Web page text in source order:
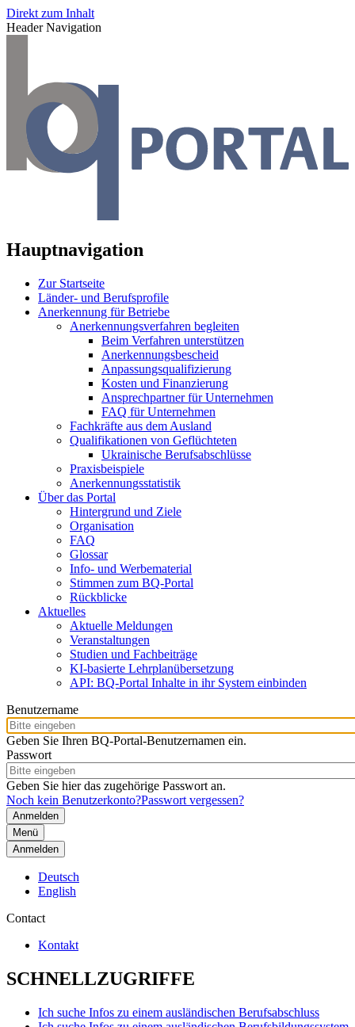
Direkt zum Inhalt
Header Navigation
Hauptnavigation
Zur Startseite
Länder- und Berufsprofile
Anerkennung für Betriebe
Anerkennungsverfahren begleiten
Beim Verfahren unterstützen
Anerkennungsbescheid
Anpassungsqualifizierung
Kosten und Finanzierung
Ansprechpartner für Unternehmen
FAQ für Unternehmen
Fachkräfte aus dem Ausland
Qualifikationen von Geflüchteten
Ukrainische Berufsabschlüsse
Praxisbeispiele
Anerkennungsstatistik
Über das Portal
Hintergrund und Ziele
Organisation
FAQ
Glossar
Info- und Werbematerial
Stimmen zum BQ-Portal
Rückblicke
Aktuelles
Aktuelle Meldungen
Veranstaltungen
Studien und Fachbeiträge
KI-basierte Lehrplanübersetzung
API: BQ-Portal Inhalte in ihr System einbinden
Benutzername
Geben Sie Ihren BQ-Portal-Benutzernamen ein.
Passwort
Geben Sie hier das zugehörige Passwort an.
Noch kein Benutzerkonto?Passwort vergessen?
Menü
Anmelden
Deutsch
English
Contact
Kontakt
SCHNELLZUGRIFFE
Ich suche Infos zu einem ausländischen Berufsabschluss